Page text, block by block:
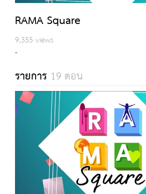
RAMA Square
9,355 views
-
รายการ 19 ตอน